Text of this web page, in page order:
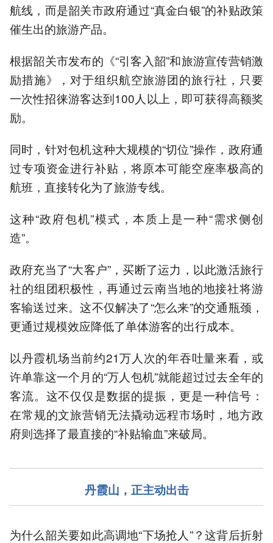
航线，而是韶关市政府通过“真金白银”的补贴政策
催生出的旅游产品。
根据韶关市发布的《“引客入韶”和旅游宣传营销激
励措施》，对于组织航空旅游团的旅行社，只要
一次性招徕游客达到100人以上，即可获得高额奖
励。
同时，针对包机这种大规模的“切位”操作，政府通
过专项资金进行补贴，将原本可能空座率极高的
航班，直接转化为了旅游专线。
这种“政府包机”模式，本质上是一种“需求侧创
造”。
政府充当了“大客户”，买断了运力，以此激活旅行
社的组团积极性，再通过云南当地的地接社将游
客输送过来。这不仅解决了“怎么来”的交通瓶颈，
更通过规模效应降低了单体游客的出行成本。
以丹霞机场当前约21万人次的年吞吐量来看，或
许单靠这一个月的“万人包机”就能超过过去全年的
客流。这不仅仅是数据的提振，更是一种信号：
在常规的文旅营销无法撬动远程市场时，地方政
府则选择了最直接的“补贴输血”来破局。
丹霞山，正主动出击
为什么韶关要如此高调地“下场抢人”？这背后折射